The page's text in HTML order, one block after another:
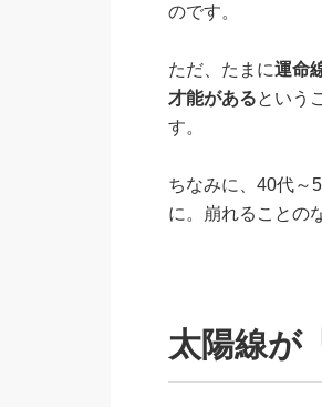
のです。
ただ、たまに運命
才能があるという
す。
ちなみに、40代～
に。崩れることの
太陽線が